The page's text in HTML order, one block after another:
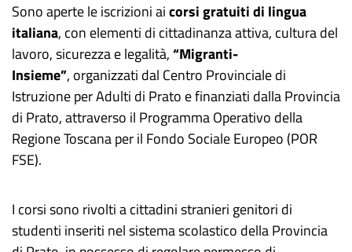
Sono aperte le iscrizioni aicorsi gratuiti di lingua
italiana, con elementi di cittadinanza attiva, cultura del
lavoro, sicurezza e legalità,“Migranti-
Insieme”, organizzati dal Centro Provinciale di
Istruzione per Adulti di Prato e finanziati dalla Provincia
di Prato, attraverso il Programma Operativo della
Regione Toscana per il Fondo Sociale Europeo (POR
FSE).
I corsi sono rivolti a cittadini stranieri genitori di
studenti inseriti nel sistema scolastico della Provincia